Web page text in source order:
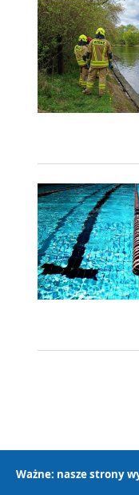
Ważne: nasze strony